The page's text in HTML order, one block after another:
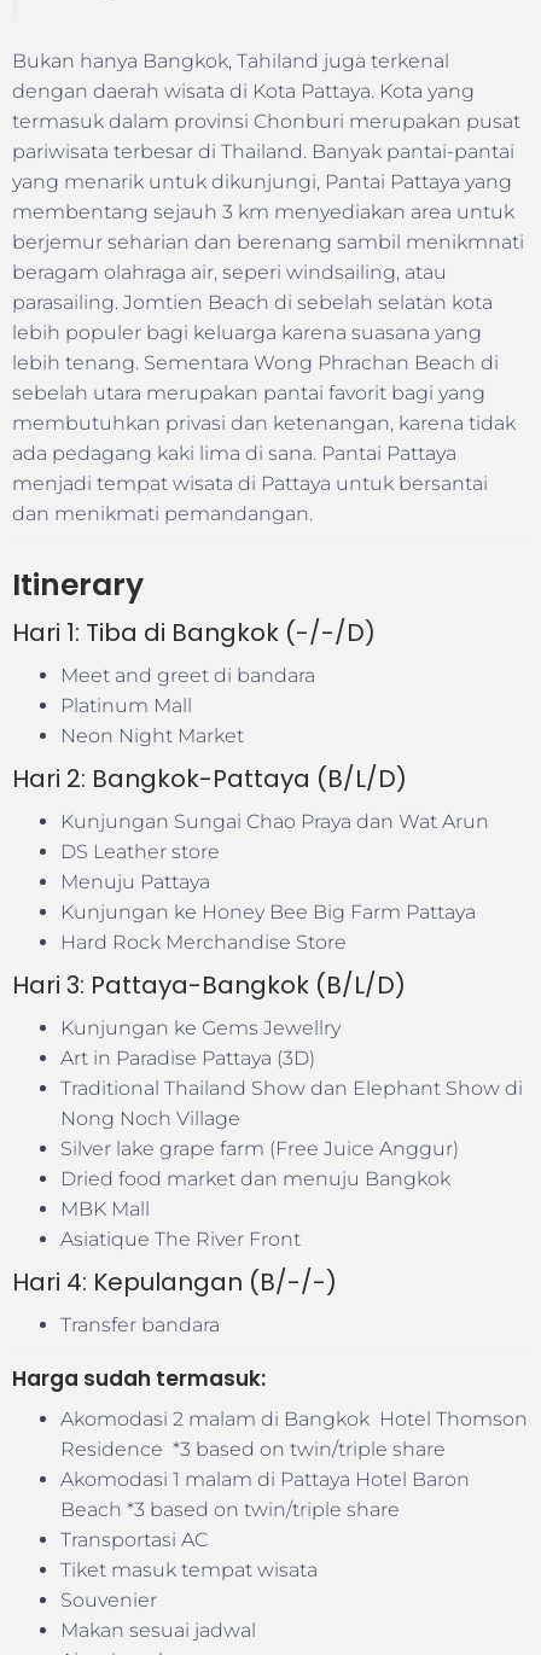
Bukan hanya Bangkok, Tahiland juga terkenal
dengan daerah wisata di Kota Pattaya. Kota yang
termasuk dalam provinsi Chonburi merupakan pusat
pariwisata terbesar di Thailand. Banyak pantai-pantai
yang menarik untuk dikunjungi, Pantai Pattaya yang
membentang sejauh 3 km menyediakan area untuk
berjemur seharian dan berenang sambil menikmnati
beragam olahraga air, seperi windsailing, atau
parasailing. Jomtien Beach di sebelah selatan kota
lebih populer bagi keluarga karena suasana yang
lebih tenang. Sementara Wong Phrachan Beach di
sebelah utara merupakan pantai favorit bagi yang
membutuhkan privasi dan ketenangan, karena tidak
ada pedagang kaki lima di sana. Pantai Pattaya
menjadi tempat wisata di Pattaya untuk bersantai
dan menikmati pemandangan.
Itinerary
Hari 1: Tiba di Bangkok (-/-/D)
Meet and greet di bandara
Platinum Mall
Neon Night Market
Hari 2: Bangkok-Pattaya (B/L/D)
Kunjungan Sungai Chao Praya dan Wat Arun
DS Leather store
Menuju Pattaya
Kunjungan ke Honey Bee Big Farm Pattaya
Hard Rock Merchandise Store
Hari 3: Pattaya-Bangkok (B/L/D)
Kunjungan ke Gems Jewellry
Art in Paradise Pattaya (3D)
Traditional Thailand Show dan Elephant Show di
Nong Noch Village
Silver lake grape farm (Free Juice Anggur)
Dried food market dan menuju Bangkok
MBK Mall
Asiatique The River Front
Hari 4: Kepulangan (B/-/-)
Transfer bandara
Harga sudah termasuk:
Akomodasi 2 malam di Bangkok Hotel Thomson
Residence *3 based on twin/triple share
Akomodasi 1 malam di Pattaya Hotel Baron
Beach *3 based on twin/triple share
Transportasi AC
Tiket masuk tempat wisata
Souvenier
Makan sesuai jadwal